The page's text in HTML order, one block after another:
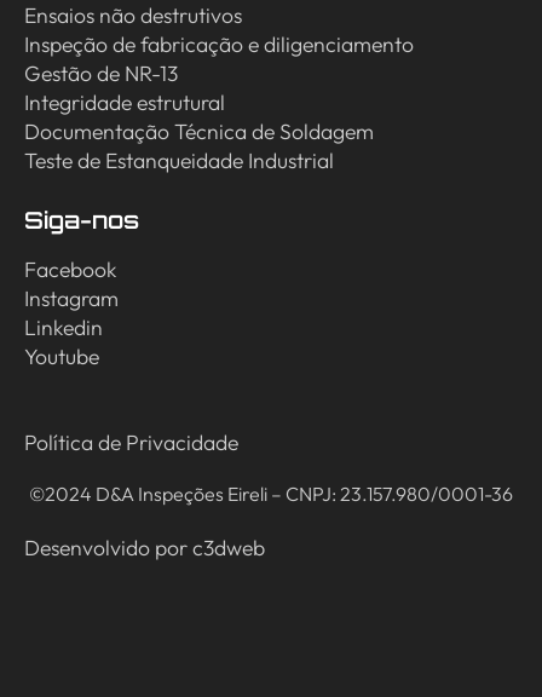
Ensaios não destrutivos
Inspeção de fabricação e diligenciamento
Gestão de NR-13
Integridade estrutural
Documentação Técnica de Soldagem
Teste de Estanqueidade Industrial
Siga-nos
Facebook
Instagram
Linkedin
Youtube
Política de Privacidade
©2024 D&A Inspeções Eireli – CNPJ: 23.157.980/0001-36
Desenvolvido porc3dweb